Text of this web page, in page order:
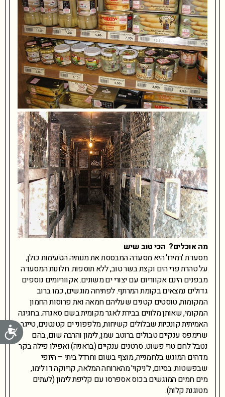
מה אוכלים? הכי טוב שיש
מסעדת 'רמירו' היא מסעדה המבססת את מנותיה הטעימות כולן,
על טהרת פרי הים וקצת בשר טוב, ללא תוספות. חלונות המסעדה
מבפנים הינם אקווריום עם יצורי ים משונים. אקווריומים נוספים
גדולים נמצאים בקומת המרתף. לפתיחה מוגשים, כמו ברוב
המקומות, טוסטים קטנים שעליהם חמאה ואת פרוסות החמון
המקומי, שאותן מלווים בבירת לאגר מקומית בשם סאגרה. בחגיגה
האמיתית קונכיות שבלולים קשיחות, מלפפוני ים קטנטנים, טייגר
שרימפס ענקיים טבולים ברוטב שמן, לימון והרבה שום, בהם
נטבל לחם טרי פשוט. סרטנים ענקיים (בראניה) ואפילו פילה בקר
מדהים המוגש בלחמנייה, מוצף בשום וחרדל ביתי – היופי
שבפשטות. בסיום, ל'ניקוי' מהארוחה המלאה, קריוקה דו לימו,
מים חמים המוגשים בכוס אספרסו עם קליפת לימון (לעתים
מטוגנת קלות).